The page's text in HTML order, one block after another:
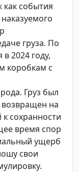
как события
груза. По
2024 году,
коробкам с
Груз был
на
к сохранности
время спор
ущерб
свои